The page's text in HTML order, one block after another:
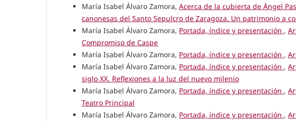
María Isabel Álvaro Zamora, Acerca de la cubierta de Ángel
canonesas del Santo Sepulcro de Zaragoza. Un patrimonio a
María Isabel Álvaro Zamora, Portada, índice y presentación ,
Compromiso de Caspe
María Isabel Álvaro Zamora, Portada, índice y presentación ,
María Isabel Álvaro Zamora, Portada, índice y presentación ,
siglo XX. Reflexiones a la luz del nuevo milenio
María Isabel Álvaro Zamora, Portada, índice y presentación ,
Teatro Principal
María Isabel Álvaro Zamora, Portada, índice y presentación ,